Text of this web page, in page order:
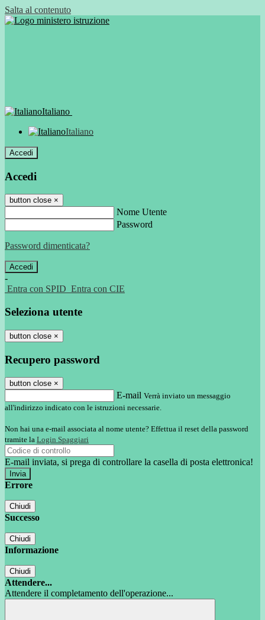
Salta al contenuto
Italiano
Italiano
Accedi
Accedi
button close ×
Nome Utente
Password
Password dimenticata?
-
Entra con SPID Entra con CIE
Seleziona utente
button close ×
Recupero password
button close ×
E-mail Verrà inviato un messaggio
all'indirizzo indicato con le istruzioni necessarie.
Non hai una e-mail associata al nome utente? Effettua il reset della password
tramite la Login Spaggiari
E-mail inviata, si prega di controllare la casella di posta elettronica!
Errore
Chiudi
Successo
Chiudi
Informazione
Chiudi
Attendere...
Attendere il completamento dell'operazione...